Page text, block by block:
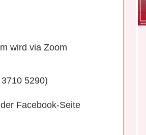
wird via Zoom
5290)
Facebook-Seite